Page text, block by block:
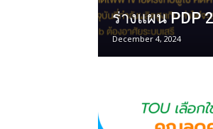
ร่างแผน PDP
December 4, 2024